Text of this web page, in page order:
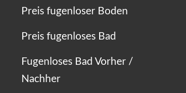
Preis fugenloser Boden
Preis fugenloses Bad
Fugenloses Bad Vorher /
Nachher